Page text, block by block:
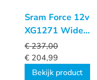
Sram Force 12v
XG1271 Wide
D1 XDR
Cassette
€237,00
€ 204,99
Bekijk product